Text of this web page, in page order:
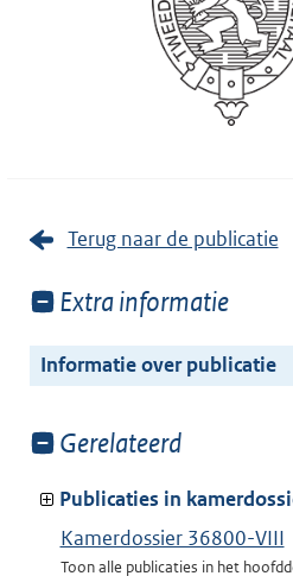
Terug naar de publicatie
Toon
van:
Extra informatie
Informatie over publicatie
Toon
van:
Gerelateerd
Publicaties in
Kamerdossier 36800-VIII
Toon alle publicaties in het